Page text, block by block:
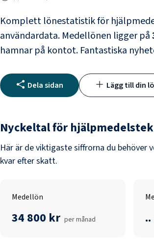
Komplett lönestatistik för
användardata. Medellönen ligger på
hamnar på kontot. Fantastiska
Dela sidan Lägg till din
Nyckeltal för
Här är de viktigaste siffrorna du behöver
kvar efter skatt.
Medellön
34 800 kr per månad ..